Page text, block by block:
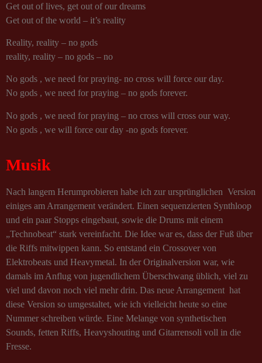
Get out of lives, get out of our dreams
Get out of the world – it’s reality
Reality, reality – no gods
reality, reality – no gods – no
No gods , we need for praying- no cross will force our day.
No gods , we need for praying – no gods forever.
No gods , we need for praying – no cross will cross our way.
No gods , we will force our day -no gods forever.
Musik
Nach langem Herumprobieren habe ich zur ursprünglichen Version
einiges am Arrangement verändert. Einen sequenzierten Synthloop
und ein paar Stopps eingebaut, sowie die Drums mit einem
„Technobeat“ stark vereinfacht. Die Idee war es, dass der Fuß über
die Riffs mitwippen kann. So entstand ein Crossover von
Elektrobeats und Heavymetal. In der Originalversion war, wie
damals im Anflug von jugendlichem Überschwang üblich, viel zu
viel und davon noch viel mehr drin. Das neue Arrangement hat
diese Version so umgestaltet, wie ich vielleicht heute so eine
Nummer schreiben würde. Eine Melange von synthetischen
Sounds, fetten Riffs, Heavyshouting und Gitarrensoli voll in die
Fresse.